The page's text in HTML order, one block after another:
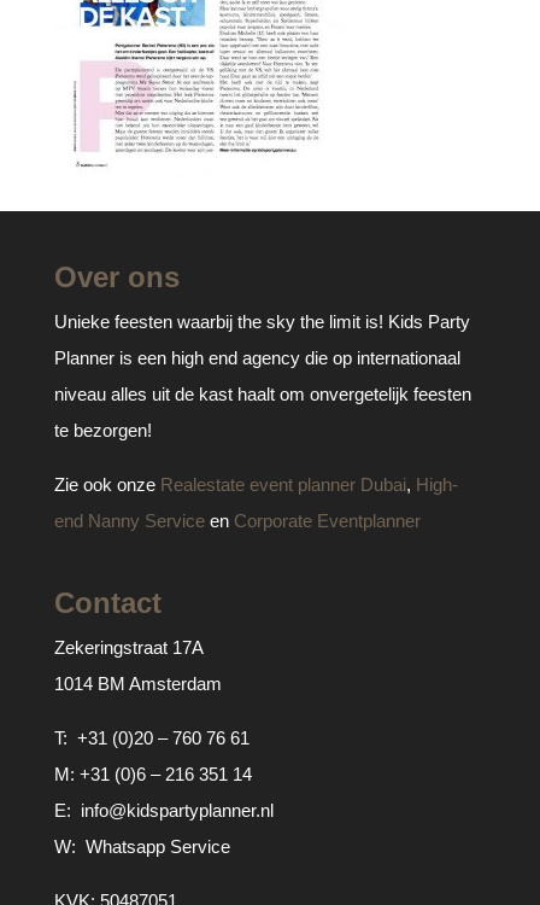
Over ons
Unieke feesten waarbij the sky the limit is! Kids Party
Planner is een high end agency die op internationaal
niveau alles uit de kast haalt om onvergetelijk feesten
te bezorgen!
Zie ook onze Realestate event planner Dubai, High-
end Nanny Serviceen Corporate Eventplanner
Contact
Zekeringstraat 17A
1014 BM Amsterdam
T: +31 (0)20 – 760 76 61
M: +31 (0)6 – 216 351 14
E: info@kidspartyplanner.nl
W: Whatsapp Service